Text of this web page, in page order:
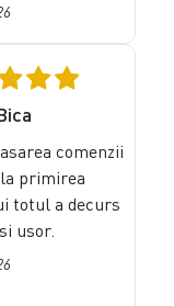
comenzii
primirea
totul a decurs
usor.